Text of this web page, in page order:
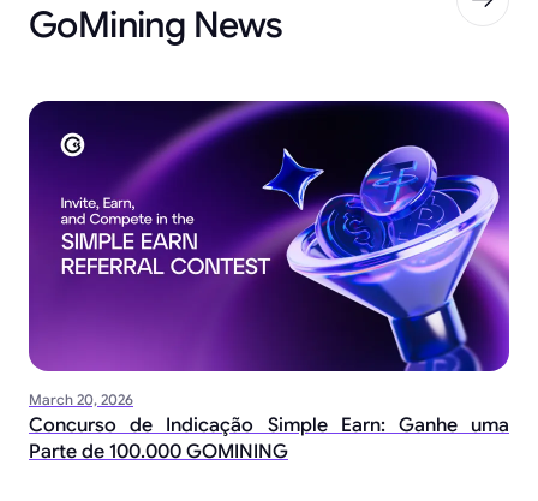
GoMining News
March 20, 2026
Concurso de Indicação Simple Earn: Ganhe uma
Parte de 100.000 GOMINING